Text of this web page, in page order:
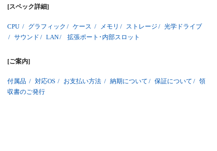
[スペック詳細]
CPU / グラフィック / ケース / メモリ / ストレージ / 光学ドライブ
/ サウンド / LAN/ 拡張ポート･内部スロット
[ご案内]
付属品 / 対応OS / お支払い方法 / 納期について / 保証について / 領
収書のご発行